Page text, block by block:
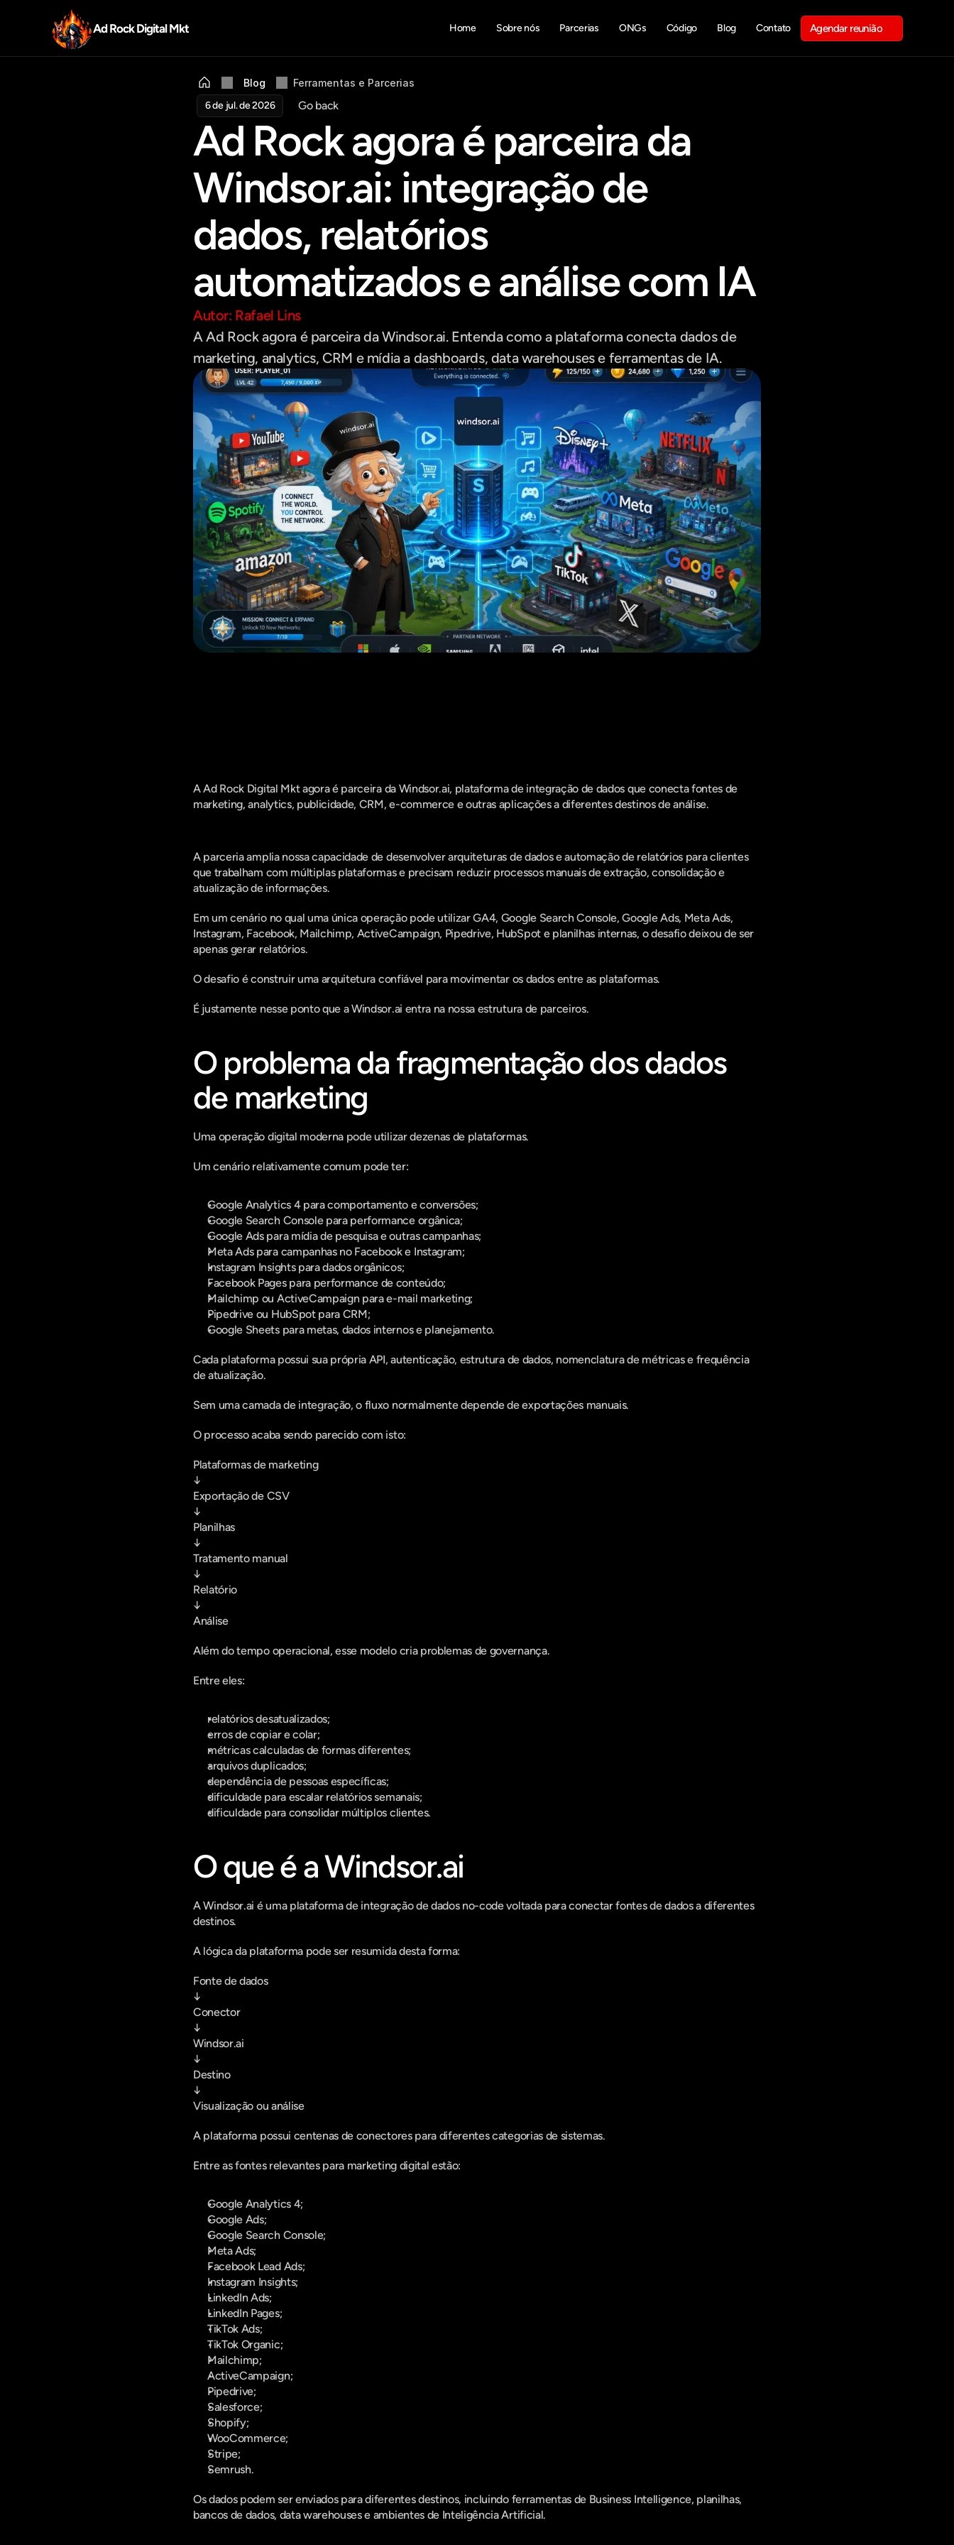
Ad Rock Digital Mkt Home Sobre nós Parcerias ONGs Código Blog Contato
Agendar reunião
Get in touch
Blog
Ferramentas e Parcerias
6 de jul. de 2026
Go back
Ad Rock agora é parceira da
Windsor.ai: integração de
dados, relatórios
automatizados e análise com IA
Autor: Rafael Lins
A Ad Rock agora é parceira da Windsor.ai. Entenda como a plataforma conecta dados de
marketing, analytics, CRM e mídia a dashboards, data warehouses e ferramentas de IA.
A Ad Rock Digital Mkt agora é parceira da Windsor.ai, plataforma de integração de dados que conecta fontes de
marketing, analytics, publicidade, CRM, e-commerce e outras aplicações a diferentes destinos de análise.
A parceria amplia nossa capacidade de desenvolver arquiteturas de dados e automação de relatórios para clientes
que trabalham com múltiplas plataformas e precisam reduzir processos manuais de extração, consolidação e
atualização de informações.
Em um cenário no qual uma única operação pode utilizar GA4, Google Search Console, Google Ads, Meta Ads,
Instagram, Facebook, Mailchimp, ActiveCampaign, Pipedrive, HubSpot e planilhas internas, o desafio deixou de ser
apenas gerar relatórios.
O desafio é construir uma arquitetura confiável para movimentar os dados entre as plataformas.
É justamente nesse ponto que a Windsor.ai entra na nossa estrutura de parceiros.
O problema da fragmentação dos dados
de marketing
Uma operação digital moderna pode utilizar dezenas de plataformas.
Um cenário relativamente comum pode ter:
Google Analytics 4 para comportamento e conversões;
Google Search Console para performance orgânica;
Google Ads para mídia de pesquisa e outras campanhas;
Meta Ads para campanhas no Facebook e Instagram;
Instagram Insights para dados orgânicos;
Facebook Pages para performance de conteúdo;
Mailchimp ou ActiveCampaign para e-mail marketing;
Pipedrive ou HubSpot para CRM;
Google Sheets para metas, dados internos e planejamento.
Cada plataforma possui sua própria API, autenticação, estrutura de dados, nomenclatura de métricas e frequência
de atualização.
Sem uma camada de integração, o fluxo normalmente depende de exportações manuais.
O processo acaba sendo parecido com isto:
Plataformas de marketing
↓
Exportação de CSV
↓
Planilhas
↓
Tratamento manual
↓
Relatório
↓
Análise
Além do tempo operacional, esse modelo cria problemas de governança.
Entre eles:
relatórios desatualizados;
erros de copiar e colar;
métricas calculadas de formas diferentes;
arquivos duplicados;
dependência de pessoas específicas;
dificuldade para escalar relatórios semanais;
dificuldade para consolidar múltiplos clientes.
O que é a Windsor.ai
A Windsor.ai é uma plataforma de integração de dados no-code voltada para conectar fontes de dados a diferentes
destinos.
A lógica da plataforma pode ser resumida desta forma:
Fonte de dados
↓
Conector
↓
Windsor.ai
↓
Destino
↓
Visualização ou análise
A plataforma possui centenas de conectores para diferentes categorias de sistemas.
Entre as fontes relevantes para marketing digital estão:
Google Analytics 4;
Google Ads;
Google Search Console;
Meta Ads;
Facebook Lead Ads;
Instagram Insights;
LinkedIn Ads;
LinkedIn Pages;
TikTok Ads;
TikTok Organic;
Mailchimp;
ActiveCampaign;
Pipedrive;
Salesforce;
Shopify;
WooCommerce;
Stripe;
Semrush.
Os dados podem ser enviados para diferentes destinos, incluindo ferramentas de Business Intelligence, planilhas,
bancos de dados, data warehouses e ambientes de Inteligência Artificial.